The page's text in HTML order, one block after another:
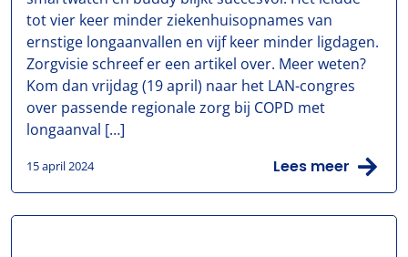
tot vier keer minder ziekenhuisopnames van
ernstige longaanvallen en vijf keer minder ligdagen.
Zorgvisie schreef er een artikel over. Meer weten?
Kom dan vrijdag (19 april) naar het LAN-congres
over passende regionale zorg bij COPD met
longaanval […]
15 april 2024 Lees meer